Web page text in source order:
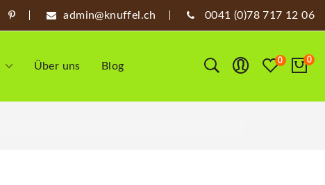
admin@knuffel.ch 0041 (0)78 717 12 06
Über uns Blog 0 0